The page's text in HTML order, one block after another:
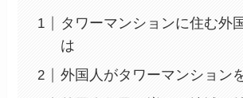
タワーマンションに住む外
は
外国人がタワーマンション